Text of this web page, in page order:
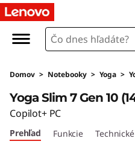
L
n
o
v
o
Domov > Notebooky > Yoga >
Yoga Slim 7 Gen 10
Copilot+ PC
Prehľad Funkcie